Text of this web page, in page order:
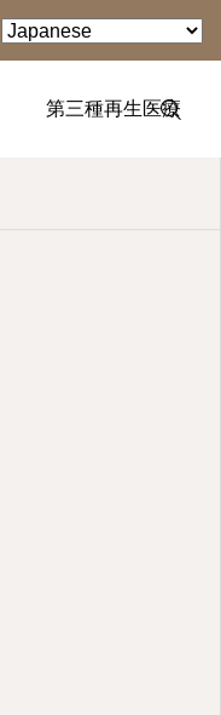
第三種再生医療